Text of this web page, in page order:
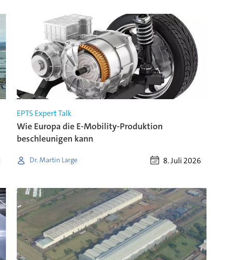
EPTS Expert Talk
Wie Europa die E-Mobility-Produktion
beschleunigen kann
Dr. Martin Large 8. Juli 2026